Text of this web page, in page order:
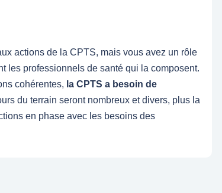
actions de la CPTS, mais vous avez un rôle
les professionnels de santé qui la composent.
cohérentes, la CPTS a besoin de
du terrain seront nombreux et divers, plus la
en phase avec les besoins des